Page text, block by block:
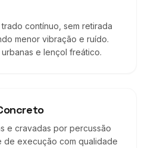
contínuo, sem retirada
menor vibração e ruído.
e lençol freático.
e cravadas por percussão
de execução com qualidade